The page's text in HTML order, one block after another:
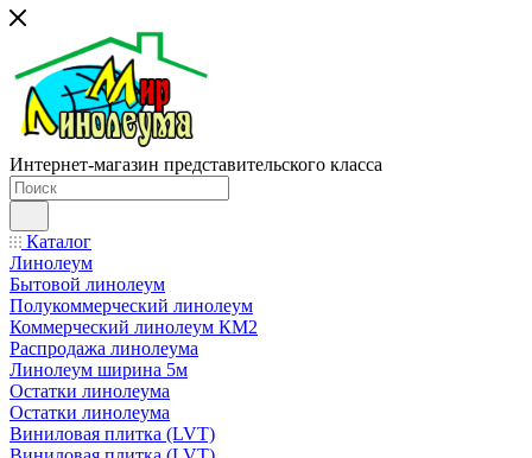
Интернет-магазин представительского класса
Каталог
Линолеум
Бытовой линолеум
Полукоммерческий линолеум
Коммерческий линолеум КМ2
Распродажа линолеума
Линолеум ширина 5м
Остатки линолеума
Остатки линолеума
Виниловая плитка (LVT)